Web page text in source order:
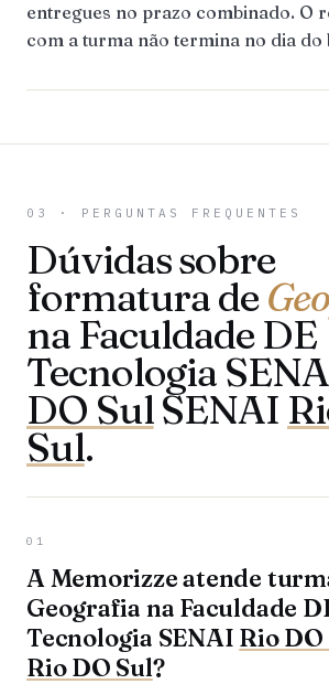
entregues no prazo combinado. O
com a turma não termina no dia do
03 · PERGUNTAS FREQUENTES
Dúvidas sobre
formatura de
na Faculdade DE
Tecnologia
DO SulSENAI
Sul.
01
A Memorizze atende
Geografia na Faculdade
Tecnologia SENAI Rio DO
Rio DO Sul?